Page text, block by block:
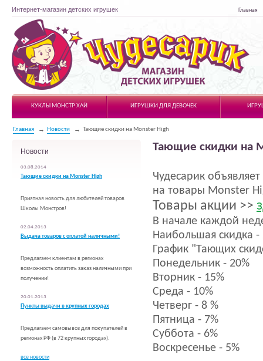
Интернет-магазин детских игрушек Главная
Чудесарик
КУКЛЫ МОНСТР ХАЙ
ИГРУШКИ ДЛЯ ДЕВОЧЕК
Главная Новости Тающие скидки на Monster High
Новости
03.08.2014
Тающие скидки на Monster High
Приятная новость для любителей товаров
Школы Монстров!
02.04.2013
Выдача товаров с оплатой наличными!
Предлагаем клиентам в регионах
возможность оплатить заказ наличными при
получении!
20.01.2013
Пункты выдачи в крупных городах
Предлагаем самовывоз для покупателей в
регионах РФ (в 72 крупных городах).
все новости
Тающие скидки на
Чудесарик
на товары Monster
Товары акции >>
В начале каждой
Наибольшая скидка -
График "Тающих
Понедельник - 20%
Вторник - 15%
Среда - 10%
Четверг - 8 %
Пятница - 7%
Суббота - 6%
Воскресенье - 5%